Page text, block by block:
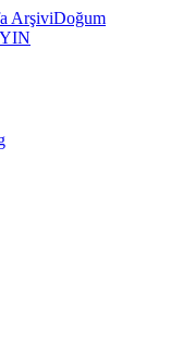
ArşiviDoğum